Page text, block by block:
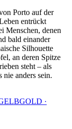
Porto auf der
entrückt
Menschen, denen
bald einander
Silhouette
an deren Spitze
steht – als
nie anders sein.
·